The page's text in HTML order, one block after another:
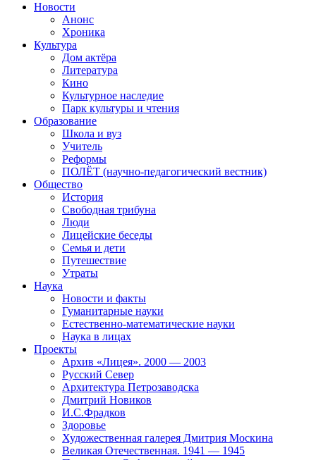
Новости
Анонс
Хроника
Культура
Дом актёра
Литература
Кино
Культурное наследие
Парк культуры и чтения
Образование
Школа и вуз
Учитель
Реформы
ПОЛЁТ (научно-педагогический вестник)
Общество
История
Свободная трибуна
Люди
Лицейские беседы
Семья и дети
Путешествие
Утраты
Наука
Новости и факты
Гуманитарные науки
Естественно-математические науки
Наука в лицах
Проекты
Архив «Лицея». 2000 — 2003
Русский Север
Архитектура Петрозаводска
Дмитрий Новиков
И.С.Фрадков
Здоровье
Художественная галерея Дмитрия Москина
Великая Отечественная. 1941 — 1945